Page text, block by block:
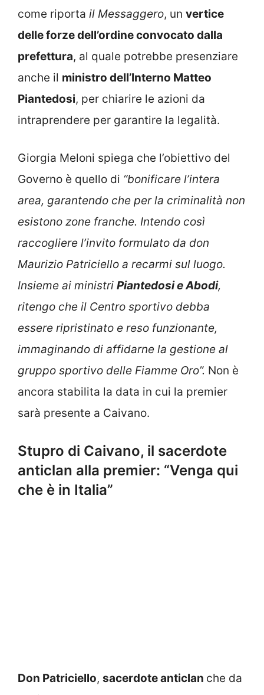
come riporta il Messaggero, un vertice
delle forze dell’ordine convocato dalla
prefettura, al quale potrebbe presenziare
anche il ministro dell’Interno Matteo
Piantedosi, per chiarire le azioni da
intraprendere per garantire la legalità.
Giorgia Meloni spiega che l’obiettivo del
Governo è quello di “bonificare l’intera
area, garantendo che per la criminalità non
esistono zone franche. Intendo così
raccogliere l’invito formulato da don
Maurizio Patriciello a recarmi sul luogo.
Insieme ai ministri Piantedosi e Abodi,
ritengo che il Centro sportivo debba
essere ripristinato e reso funzionante,
immaginando di affidarne la gestione al
gruppo sportivo delle Fiamme Oro”. Non è
ancora stabilita la data in cui la premier
sarà presente a Caivano.
Stupro di Caivano, il sacerdote
anticlan alla premier: “Venga qui
che è in Italia”
Don Patriciello, sacerdote anticlan che da